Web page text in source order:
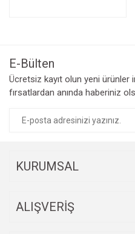
E-Bülten
Ücretsiz kayıt olun yeni
fırsatlardan anında haberiniz
KURUMSAL
ALIŞVERİŞ